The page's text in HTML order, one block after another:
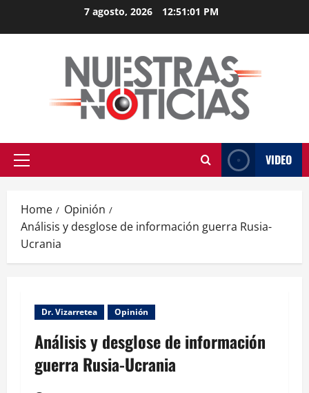
7 agosto, 2026 12:51:02 PM
Primary
VIDEO
Home
Opinión
Análisis y desglose de información guerra Rusia-
Ucrania
Dr. Vizarretea Opinión
Análisis y desglose de información
guerra Rusia-Ucrania